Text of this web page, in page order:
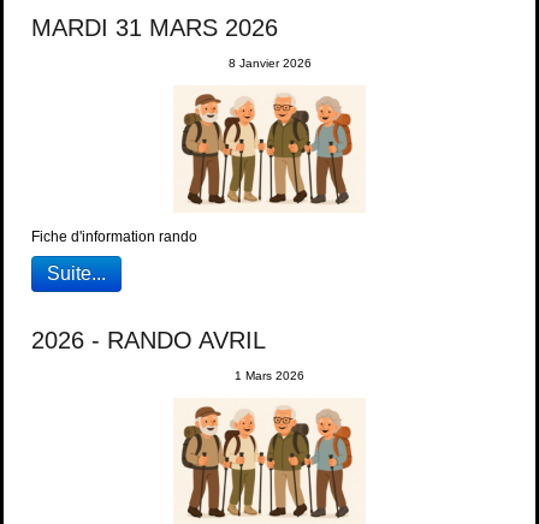
MARDI 31 MARS 2026
8 Janvier 2026
Fiche d'information rando
Suite...
2026 - RANDO AVRIL
1 Mars 2026